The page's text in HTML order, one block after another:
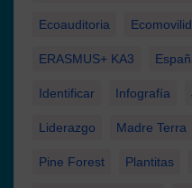
Ecoauditoria
ERASMUS+ KA3
Identificar Infografía
Liderazgo Madre Terra
Pine Forest Plantitas